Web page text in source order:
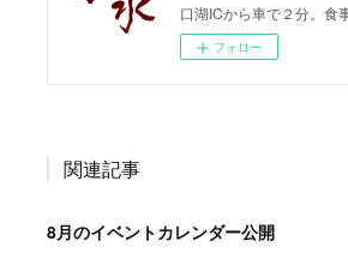
口湖ICから車で２分。食
フォロー
関連記事
8月のイベントカレンダー公開